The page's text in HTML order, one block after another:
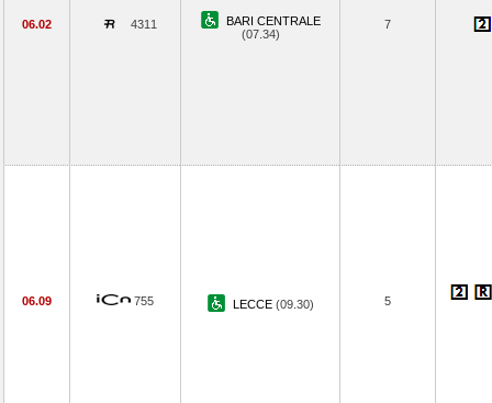
06.02 4311
BARI CENTRALE
(07.34)
7
06.09 755 LECCE (09.30) 5